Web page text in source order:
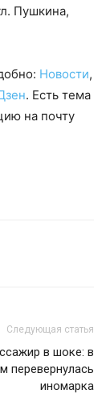
Пушкина,
Новости,
. Есть тема
на почту
Следующая статья
в шоке: в
перевернулась
иномарка